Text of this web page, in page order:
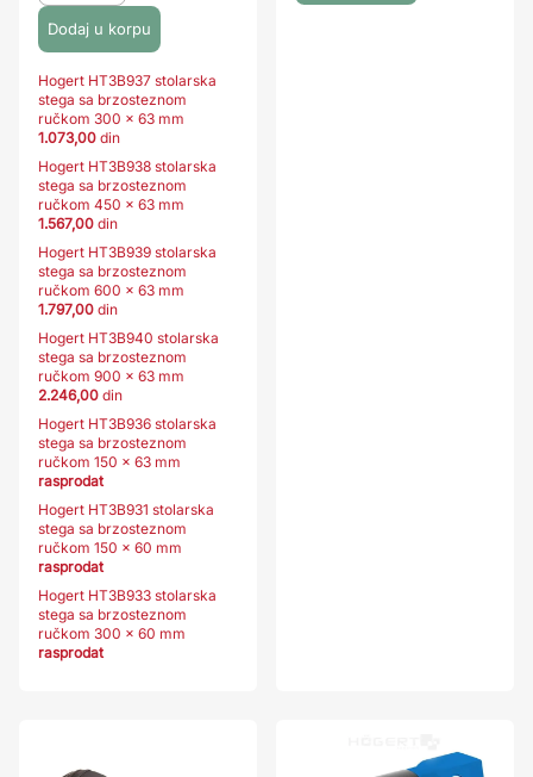
Hogert HT3B937 stolarska
stega sa brzosteznom
ručkom 300 x 63 mm
1.073,00 din
Hogert HT3B938 stolarska
stega sa brzosteznom
ručkom 450 x 63 mm
1.567,00 din
Hogert HT3B939 stolarska
stega sa brzosteznom
ručkom 600 x 63 mm
1.797,00 din
Hogert HT3B940 stolarska
stega sa brzosteznom
ručkom 900 x 63 mm
2.246,00 din
Hogert HT3B936 stolarska
stega sa brzosteznom
ručkom 150 x 63 mm
rasprodat
Hogert HT3B931 stolarska
stega sa brzosteznom
ručkom 150 x 60 mm
rasprodat
Hogert HT3B933 stolarska
stega sa brzosteznom
ručkom 300 x 60 mm
rasprodat